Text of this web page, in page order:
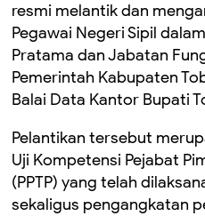
resmi melantik dan
Pegawai Negeri Sipil
Pratama dan Jabatan
Pemerintah Kabupaten
Balai Data Kantor Bupati
Pelantikan tersebut
Uji Kompetensi Pejabat
(PPTP) yang telah
sekaligus pengangkatan